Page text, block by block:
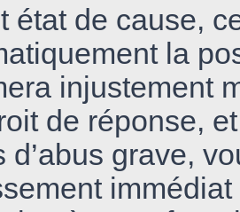
état de cause,
la
injustement
de réponse,
d’abus grave,